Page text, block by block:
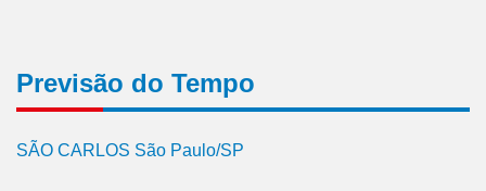
Previsão do Tempo
SÃO CARLOS São Paulo/SP